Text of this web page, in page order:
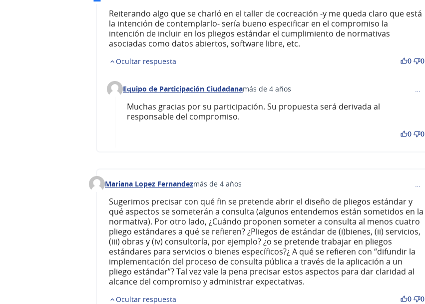
Reiterando algo que se charló en el taller de cocreación -y me queda claro que está
la intención de contemplarlo- sería bueno especificar en el compromiso la
intención de incluir en los pliegos estándar el cumplimiento de normativas
asociadas como datos abiertos, software libre, etc.
Ocultar respuesta 0 0
Comentario 258 (responder al comentario 233)
Equipo de Participación Ciudadanamás de 4 años …
Muchas gracias por su participación. Su propuesta será derivada al
responsable del compromiso.
0 0
Comentario 247
Mariana Lopez Fernandezmás de 4 años …
Sugerimos precisar con qué fin se pretende abrir el diseño de pliegos estándar y
qué aspectos se someterán a consulta (algunos entendemos están sometidos en la
normativa). Por otro lado, ¿Cuándo proponen someter a consulta al menos cuatro
pliego estándares a qué se refieren? ¿Pliegos de estándar de (i)bienes, (ii) servicios,
(iii) obras y (iv) consultoría, por ejemplo? ¿o se pretende trabajar en pliegos
estándares para servicios o bienes específicos?¿ A qué se refieren con “difundir la
implementación del proceso de consulta pública a través de la aplicación a un
pliego estándar”? Tal vez vale la pena precisar estos aspectos para dar claridad al
alcance del compromiso y administrar expectativas.
Ocultar respuesta 0 0